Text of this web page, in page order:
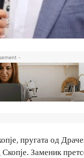
-
пругата од
Заменик